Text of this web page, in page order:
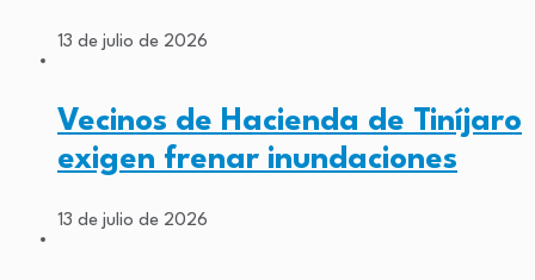
13 de julio de 2026
Vecinos de Hacienda de Tiníjaro
exigen frenar inundaciones
13 de julio de 2026